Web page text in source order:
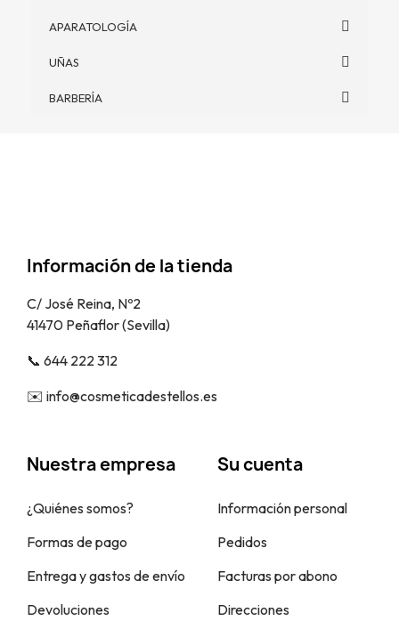
APARATOLOGÍA
UÑAS
BARBERÍA
Información de la tienda
C/ José Reina, Nº2
41470 Peñaflor (Sevilla)
📞​ 644 222 312
✉️​ info@cosmeticadestellos.es
Nuestra empresa
¿Quiénes somos?
Formas de pago
Entrega y gastos de envío
Devoluciones
Su cuenta
Información personal
Pedidos
Facturas por abono
Direcciones